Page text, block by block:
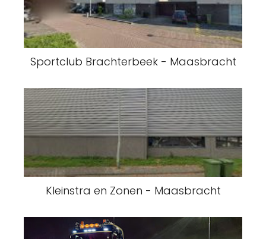
Sportclub Brachterbeek - Maasbracht
Kleinstra en Zonen - Maasbracht